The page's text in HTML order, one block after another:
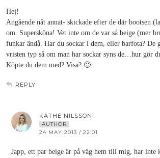
Hej!
Angående nåt annat- skickade efter de där bootsen
om. Supersköna! Vet inte om de var så beige (mer
funkar ändå. Har du sockar i dem, eller barfota? De
vristen typ så om man har sockar syns de…hur gör
Köpte du dem med? Visa? 🙂
REPLY
KÄTHE NILSSON
AUTHOR
24 MAY 2013 / 22:01
Japp, ett par beige är på väg hem till mig, har inte